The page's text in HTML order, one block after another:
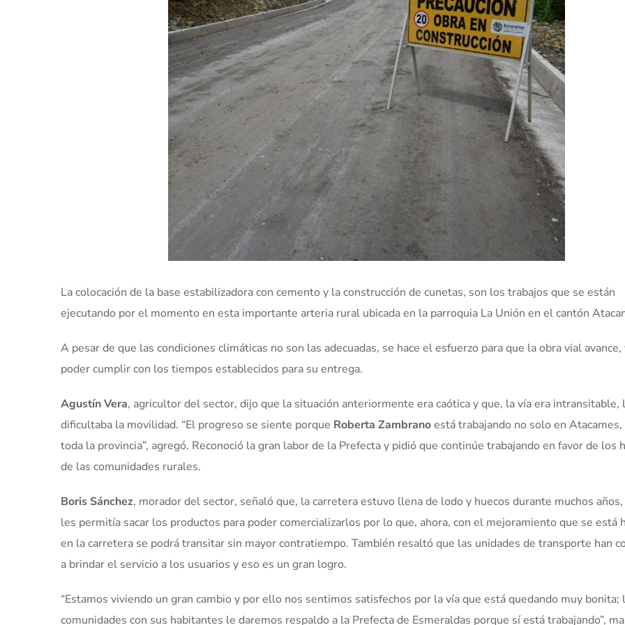
La colocación de la base estabilizadora con cemento y la construcción de cunetas, son los trabajos que se están
ejecutando por el momento en esta importante arteria rural ubicada en la parroquia La Unión en el cantón
A pesar de que las condiciones climáticas no son las adecuadas, se hace el esfuerzo para que la obra vial avance,
poder cumplir con los tiempos establecidos para su entrega.
Agustín Vera, agricultor del sector, dijo que la situación anteriormente era caótica y que, la vía era intransitable,
dificultaba la movilidad. “El progreso se siente porque Roberta Zambranoestá trabajando no solo en
toda la provincia”, agregó. Reconoció la gran labor de la Prefecta y pidió que continúe trabajando en favor de los
de las comunidades rurales.
Boris Sánchez, morador del sector, señaló que, la carretera estuvo llena de lodo y huecos durante muchos
les permitía sacar los productos para poder comercializarlos por lo que, ahora, con el mejoramiento que se está
en la carretera se podrá transitar sin mayor contratiempo. También resaltó que las unidades de transporte han
a brindar el servicio a los usuarios y eso es un gran logro.
“Estamos viviendo un gran cambio y por ello nos sentimos satisfechos por la vía que está quedando muy bonita;
comunidades con sus habitantes le daremos respaldo a la Prefecta de Esmeraldas porque sí está trabajando”,